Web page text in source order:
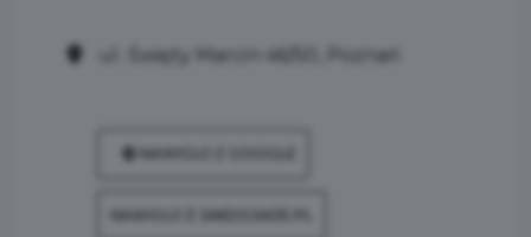
ul. Święty Marcin 46/50, Poznań